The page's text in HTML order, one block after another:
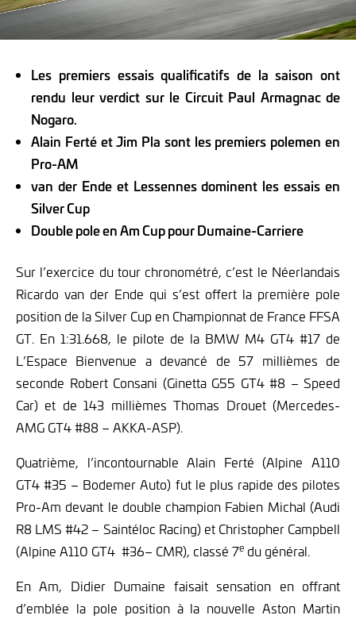
Les premiers essais qualificatifs de la saison ont
rendu leur verdict sur le Circuit Paul Armagnac de
Nogaro.
Alain Ferté et Jim Pla sont les premiers polemen en
Pro-AM
van der Ende et Lessennes dominent les essais en
Silver Cup
Double pole en Am Cup pour Dumaine-Carriere
Sur l’exercice du tour chronométré, c’est le Néerlandais
Ricardo van der Ende qui s’est offert la première pole
position de la Silver Cup en Championnat de France FFSA
GT. En 1:31.668, le pilote de la BMW M4 GT4 #17 de
L’Espace Bienvenue a devancé de 57 millièmes de
seconde Robert Consani (Ginetta G55 GT4 #8 – Speed
Car) et de 143 millièmes Thomas Drouet (Mercedes-
AMG GT4 #88 – AKKA-ASP).
Quatrième, l’incontournable Alain Ferté (Alpine A110
GT4 #35 – Bodemer Auto) fut le plus rapide des pilotes
Pro-Am devant le double champion Fabien Michal (Audi
R8 LMS #42 – Saintéloc Racing) et Christopher Campbell
(Alpine A110 GT4 #36– CMR), classé 7e du général.
En Am, Didier Dumaine faisait sensation en offrant
d’emblée la pole position à la nouvelle Aston Martin